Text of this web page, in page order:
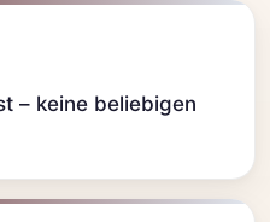
– keine beliebigen